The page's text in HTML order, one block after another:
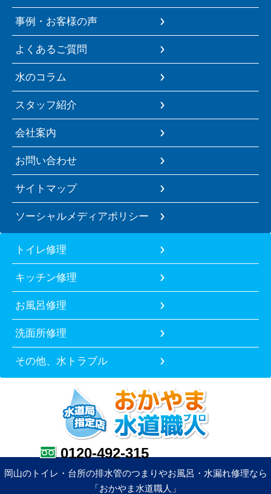
事例・お客様の声
よくあるご質問
水のコラム
スタッフ紹介
会社案内
お問い合わせ
サイトマップ
ソーシャルメディアポリシー
トイレ修理
キッチン修理
お風呂修理
洗面所修理
その他、水トラブル
0120-492-315
岡山のトイレ・台所の排水管のつまりやお風呂・水漏れ修理なら
「おかやま水道職人」